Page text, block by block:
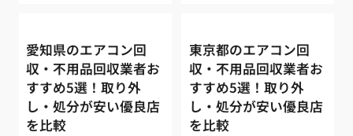
愛知県のエアコン回
収・不用品回収業者お
すすめ5選！取り外
し・処分が安い優良店
を比較
東京都のエアコン回
収・不用品回収業者お
すすめ5選！取り外
し・処分が安い優良店
を比較